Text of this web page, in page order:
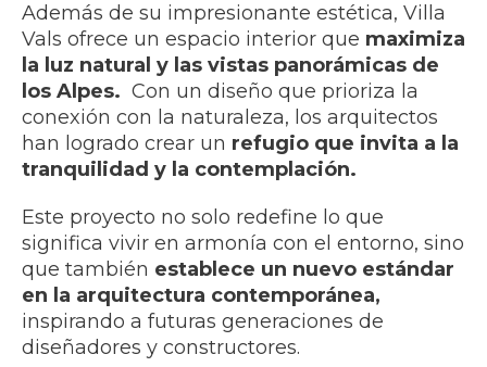
Además de su impresionante estética, Villa
Vals ofrece un espacio interior que maximiza
la luz natural y las vistas panorámicas de
los Alpes. Con un diseño que prioriza la
conexión con la naturaleza, los arquitectos
han logrado crear un refugio que invita a la
tranquilidad y la contemplación.
Este proyecto no solo redefine lo que
significa vivir en armonía con el entorno, sino
que también establece un nuevo estándar
en la arquitectura contemporánea,
inspirando a futuras generaciones de
diseñadores y constructores.